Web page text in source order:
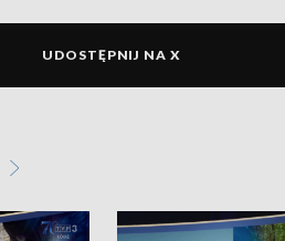
UDOSTĘPNIJ NA X